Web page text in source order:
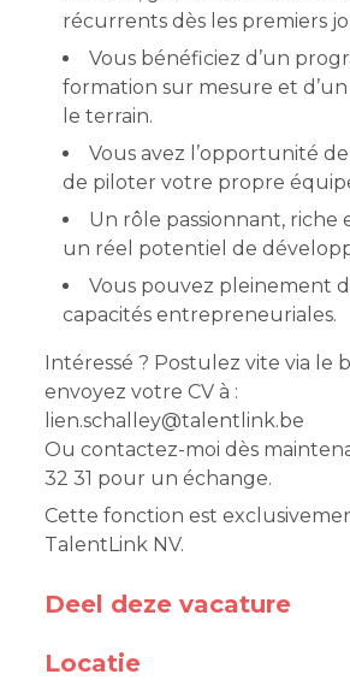
récurrents dès les premiers
Vous bénéficiez d’un
formation sur mesure et
le terrain.
Vous avez l’opportunité
de piloter votre propre
Un rôle passionnant, riche
un réel potentiel de
Vous pouvez pleinement
capacités entrepreneuriales.
Intéressé ? Postulez vite via le
envoyez votre CV à :
lien.schalley@talentlink.be
Ou contactez-moi dès
32 31 pour un échange.
Cette fonction est
TalentLink NV.
Deel deze vacature
Locatie